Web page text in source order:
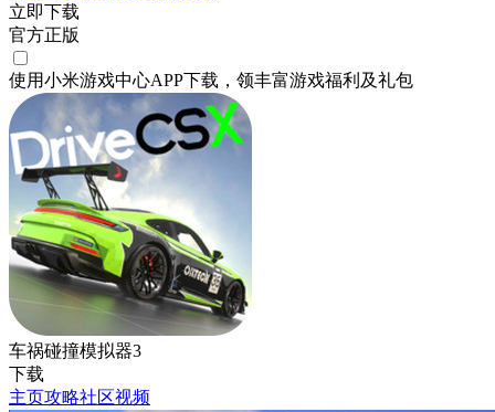
立即下载
官方正版
使用小米游戏中心APP下载 ，领丰富游戏福利 及礼包
车祸碰撞模拟器3
下载
主页攻略社区视频